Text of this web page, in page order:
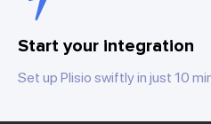
Start your integration
Set up Plisio swiftly in just 10